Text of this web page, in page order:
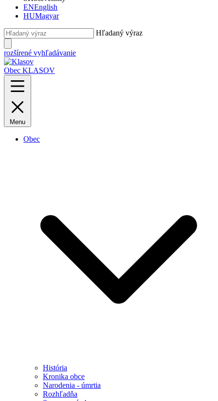
ENEnglish
HUMagyar
Hľadaný výraz
rozšírené vyhľadávanie
Obec KLASOV
Menu
Obec
História
Kronika obce
Narodenia - úmrtia
Rozhľadňa